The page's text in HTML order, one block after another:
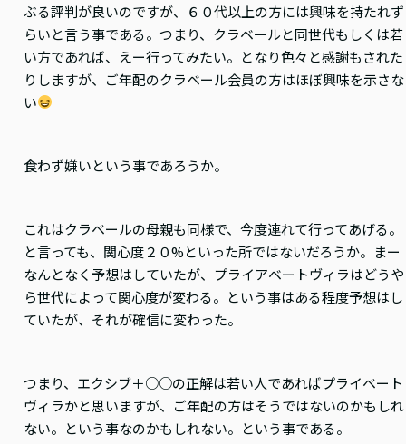
ぶる評判が良いのですが、６０代以上の方には興味を持たれず
らいと言う事である。つまり、クラベールと同世代もしくは若
い方であれば、えー行ってみたい。となり色々と感謝もされた
りしますが、ご年配のクラベール会員の方はほぼ興味を示さな
い
食わず嫌いという事であろうか。
これはクラベールの母親も同様で、今度連れて行ってあげる。
と言っても、関心度２０%といった所ではないだろうか。まー
なんとなく予想はしていたが、プライアベートヴィラはどうや
ら世代によって関心度が変わる。という事はある程度予想はし
ていたが、それが確信に変わった。
つまり、エクシブ＋○○の正解は若い人であればプライベート
ヴィラかと思いますが、ご年配の方はそうではないのかもしれ
ない。という事なのかもしれない。という事である。